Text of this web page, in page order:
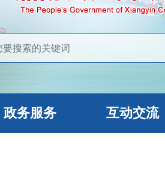
政务服务 互动交流